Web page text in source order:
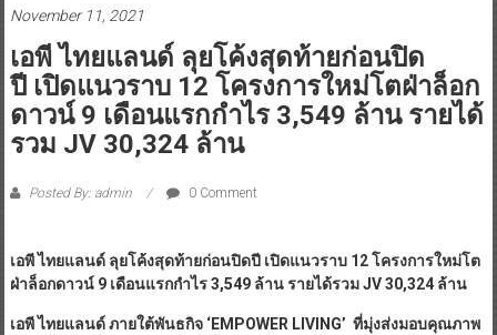
November 11, 2021
เอพี ไทยแลนด์ ลุยโค้งสุดท้ายก่อนปิด
ปี เปิดแนวราบ 12 โครงการใหม่โตฝ่าล็อก
ดาวน์ 9 เดือนแรกกำไร 3,549 ล้าน รายได้
รวม JV 30,324 ล้าน
Posted By: admin 0 Comment
เอพี ไทยแลนด์ ลุยโค้งสุดท้ายก่อนปิดปีเปิดแนวราบ 12 โครงการใหม่โต
ฝ่าล็อกดาวน์ 9 เดือนแรกกำไร 3,549 ล้าน รายได้รวม JV 30,324 ล้าน
เอพี ไทยแลนด์ ภายใต้พันธกิจ‘EMPOWER LIVING’ ที่มุ่งส่งมอบคุณภาพ